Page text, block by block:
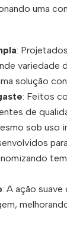
uma
:
variedade
solução
: Feitos
de
sob uso
: A ação